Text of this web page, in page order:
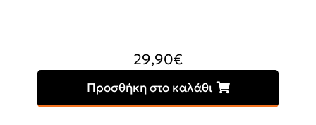
29,90€
Προσθήκη στο καλάθι